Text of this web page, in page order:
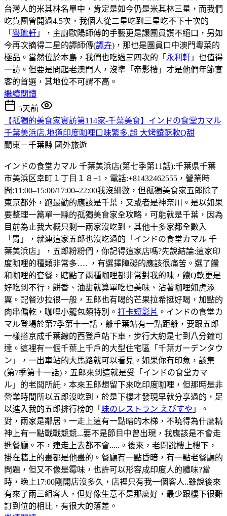
台灣人的米其林名單中，肯定是如今仍是米其林三星，而我們
吃貨團曾開過4.5次，我個人從二星吃到三星吃不下十次的
「 譽瓏軒 」，主廚歐陽師傅的手藝更是讓團員讚不絕口，另如
今再次摘得二星的譚師傳(譚卉)，那也是團員口中澳門粵菜的
極品。當然位於本島，我們也吃過三四次的「 永利軒 」也值得
一訪。但要是問起老澳門人，沒準「帝影樓」才是他們年節宴
客的首選，其地位不可謂不高。
繼續閱讀
5天前
【孤獨的美食家實訪第114家-千葉美食】インドの食堂カマル
千葉美浜店.地道印度咖哩口味繁多.超 大烤饢酥軟Q甜
關東－千葉縣 國外旅遊
インドの食堂カマル 千葉美浜店(第七季第11話):千葉県千葉
市美浜区幸町１丁目１８−1，電話:+81432462555，營業時
間:11:00–15:00/17:00–22:00我沒細數，但孤獨美食家五郎除了
東京都外，跑最勤的應該是千葉，又或者是神奈川。是以如果
要整理一篇單一縣的孤獨美食家全攻略，可能就是千葉，因為
目前為止我大概只剩一兩家沒吃到，其他十多家都全數入
「胃」，就連這家五郎也沒吃過的「インドの食堂カマル 千
葉美浜店」，五郎粉粉們，你記得這家店嗎?先說結論:這家印
度咖哩的種類非常多…. ，有選擇障礙的應該很痛苦。選了饢
和咖哩的套餐，瞎點了兩種咖哩都非常對我的味，饢Q軟更是
好吃到不行，餅香、油甜就算單吃也美味、沾著咖哩如虎添
翼。配餐沙拉很一般，五郎也有喝的芒果拉希挺好喝，加點的
肉串偏乾，咖哩小籠包頗特別。 打卡短影片 。インドの食堂カ
マル登場於第7季第十一話，離千葉站有一點距離，要跟五郎
一樣搭京成千葉線的西登戶站下車，步行大約是七到八分鐘可
達。這裡有一個千葉上千戶的大型住宅區「千葉ガーデンタウ
ン」，一出車站的大馬路就可以看見。如果你有印象，該集
(第7季第十一話)，五郎來到這就是受「インドの食堂カマ
ル」的老闆所託，本來五郎想留下來吃印度咖哩，但那時是非
營業時間所以五郎沒吃到，於是下樓才發現早就分享過的，足
以進入我的五郎排行榜的「 味のレストラン えびすや 」。
對，兩家是鄰居。一走上這有一點暗的木梯，不曉得為什麼精
神上有一點戰戰競競...要不是節目中曾出現，我應該是不會走
進餐廳。不，連走上去都不會.....。後來，老闆說樓上樓下，
掛在牆上的畫都是他畫的。餐廳有一點昏暗，有一點老餐廳的
問題，但又不像是霉味，也許可以形容成印度人的體味?當
時，晚上17:00剛開店沒多久，店裡只有我一個客人..雖說後來
有來了兩三組客人，但好像生意不是那麼好，最少跟樓下很難
訂到位的相比，有很大的落差。